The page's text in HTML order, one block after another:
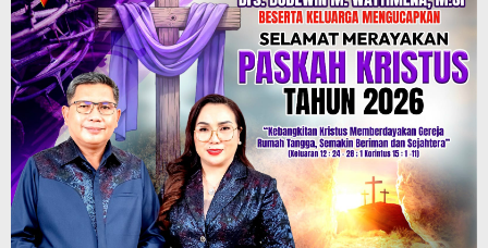
Jadi
Pengurus
DPP
Partai
Golkar